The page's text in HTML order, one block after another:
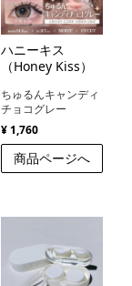
ハニーキス
（Honey Kiss）
ちゅるんキャンディ
チョコグレー
¥ 1,760
商品ページへ